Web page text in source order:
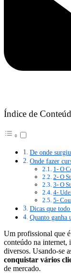
Índice de
De onde
Onde fazer
1- O
2- O
3- O
4-
5-
Dicas que
Quanto ganha
Um profissional que
conteúdo na internet,
diversos. Usando-se
conquistar vários
de mercado.